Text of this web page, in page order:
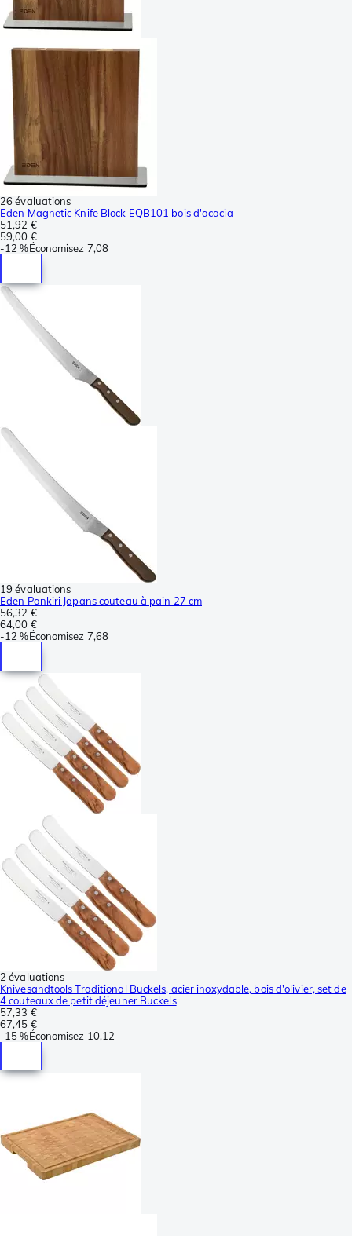
26 évaluations
Eden Magnetic Knife Block EQB101 bois d'acacia
51,92 €
59,00 €
-12 %Économisez 7,08
19 évaluations
Eden Pankiri Japans couteau à pain 27 cm
56,32 €
64,00 €
-12 %Économisez 7,68
2 évaluations
Knivesandtools Traditional Buckels, acier inoxydable, bois d'olivier, set de
4 couteaux de petit déjeuner Buckels
57,33 €
67,45 €
-15 %Économisez 10,12